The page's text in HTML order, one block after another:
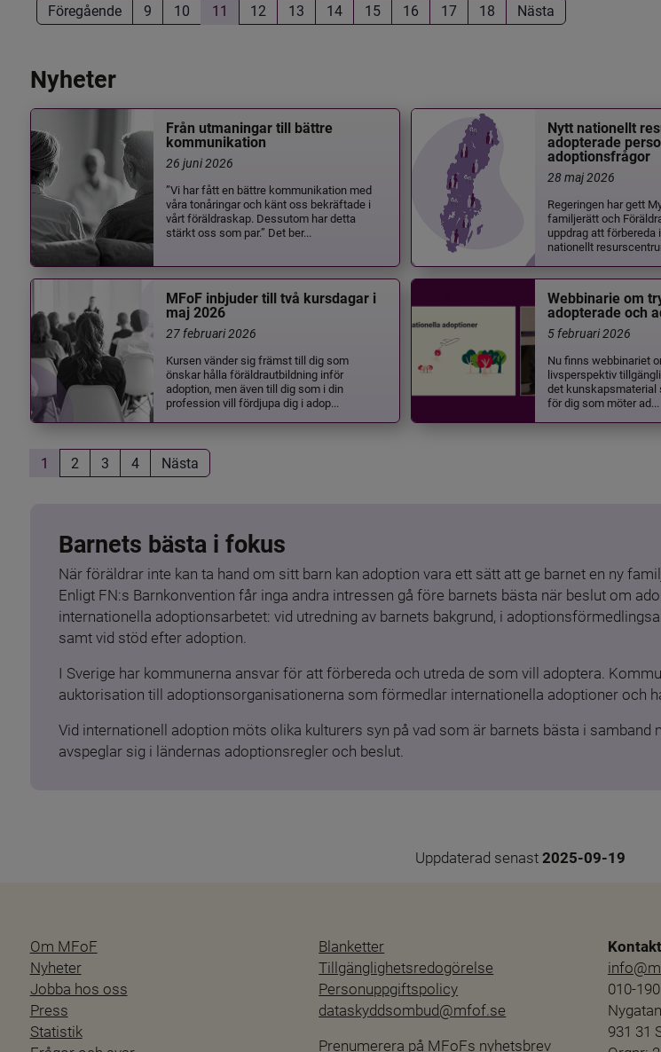
Föregående 9 10 11 12 13 14 15 16 17 18 Nästa
Nyheter
Från utmaningar till bättre
kommunikation
26 juni 2026
”Vi har fått en bättre kommunikation med
våra tonåringar och känt oss bekräftade i
vårt föräldraskap. Dessutom har detta
stärkt oss som par.” Det ber...
Nytt nationellt
adopterade
adoptionsfrågor
28 maj 2026
Regeringen har gett
familjerätt och
uppdrag att förbereda
nationellt
MFoF inbjuder till två kursdagar i
maj 2026
27 februari 2026
Kursen vänder sig främst till dig som
önskar hålla föräldrautbildning inför
adoption, men även till dig som i din
profession vill fördjupa dig i adop...
Webbinarie om
adopterade och
5 februari 2026
Nu finns webbinariet
livsperspektiv
det kunskapsmaterial
för dig som möter ad...
1 2 3 4 Nästa
Barnets bästa i fokus
När föräldrar inte kan ta hand om sitt barn kan adoption vara ett sätt att ge barnet en ny
Enligt FN:s Barnkonvention får inga andra intressen gå före barnets bästa när beslut om
internationella adoptionsarbetet: vid utredning av barnets bakgrund, i
samt vid stöd efter adoption.
I Sverige har kommunerna ansvar för att förbereda och utreda de som vill adoptera.
auktorisation till adoptionsorganisationerna som förmedlar internationella adoptioner och
Vid internationell adoption möts olika kulturers syn på vad som är barnets bästa i
avspeglar sig i ländernas adoptionsregler och beslut.
Uppdaterad senast 2025-09-19
Om MFoF
Nyheter
Jobba hos oss
Press
Statistik
Blanketter
Tillgänglighetsredogörelse
Personuppgiftspolicy
dataskyddsombud@mfof.se
Prenumerera på MFoFs nyhetsbrev
010-
931 31